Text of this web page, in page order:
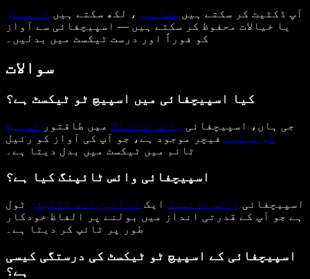
آپ ڈکٹیٹ کر سکتے ہیں مضامین ، لکھ سکتے ہیں ای میلز
یا خیالات محفوظ کر سکتے ہیں — اسپیچفائی سے آواز
کو فوراً اور درست ٹیکسٹ میں بدلیں۔
سوالات
کیا اسپیچفائی میں اسپیچ ٹو ٹیکسٹ ہے؟
جی ہاں، اسپیچفائی وائس ٹائپنگ میں طاقتور
اسپیچ
ٹو ٹیکسٹ فیچر موجود ہے، جو آپ کی آواز کو رئیل
ٹائم میں ٹیکسٹ میں بدل دیتا ہے۔
اسپیچفائی وائس ٹائپنگ کیا ہے؟
اسپیچفائی وائس ٹائپنگ ایک اے آئی وائس ڈکٹیشن ٹول
ہے جو آپ کے قدرتی انداز میں بولنے پر الفاظ خودکار
طور پر ٹائپ کر دیتا ہے۔
اسپیچفائی کے اسپیچ ٹو ٹیکسٹ کی درستگی کیسی
ہے؟